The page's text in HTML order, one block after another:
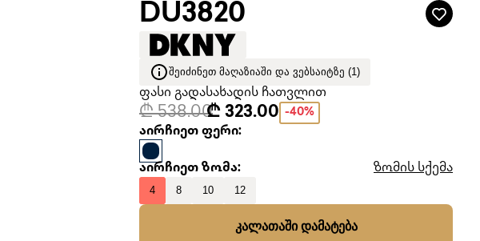
DU3820
ᲨᲔᲘᲫᲘᲜᲔᲗ ᲛᲐᲦᲐᲖᲘᲐᲨᲘ ᲓᲐ ᲕᲔᲑᲡᲐᲘᲢᲖᲔ (1)
ფასი გადასახადის ჩათვლით
₾ 538.00₾ 323.00 -40%
აირჩიეთ ფერი:
აირჩიეთ ზომა: ზომის სქემა
4 8 10 12
ᲙᲐᲚᲐᲗᲐᲨᲘ ᲓᲐᲛᲐᲢᲔᲑᲐ